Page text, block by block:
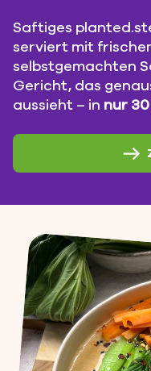
Saftiges
serviert mit
selbstgemachten
Gericht, das
aussieht – in nur